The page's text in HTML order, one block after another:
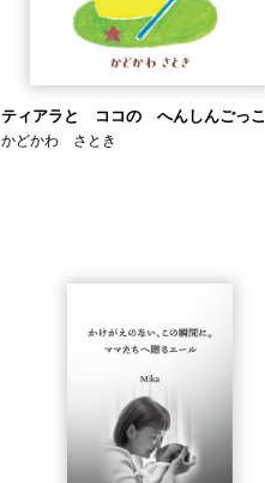
ティアラと ココの へんしんごっこ
かどかわ さとき